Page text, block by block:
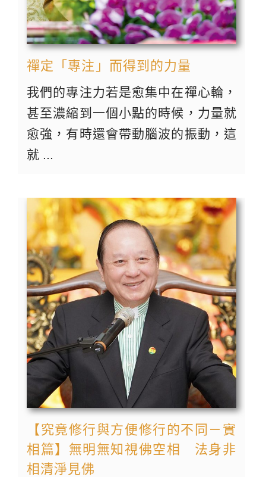
禪定「專注」而得到的力量
我們的專注力若是愈集中在禪心輪，
甚至濃縮到一個小點的時候，力量就
愈強，有時還會帶動腦波的振動，這
就 ...
【究竟修行與方便修行的不同－實
相篇】無明無知視佛空相 法身非
相清淨見佛